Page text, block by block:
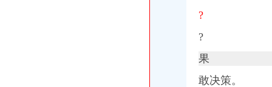
?
?
果
敢决策。